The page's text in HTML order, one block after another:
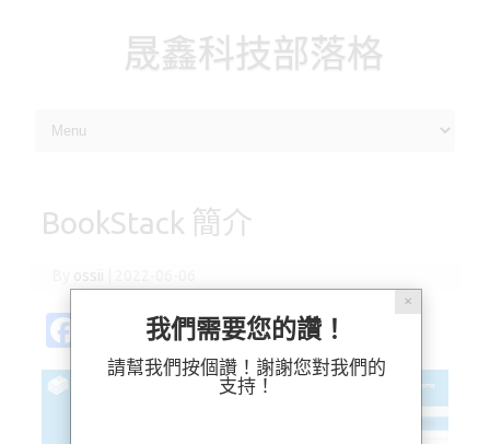
晟鑫科技部落格
BookStack 簡介
ossii
Pl
ur
X M
as
t
Bl
u
es
分
享
✕
我們需要您的讚！
請幫我們按個讚！謝謝您對我們的
支持！